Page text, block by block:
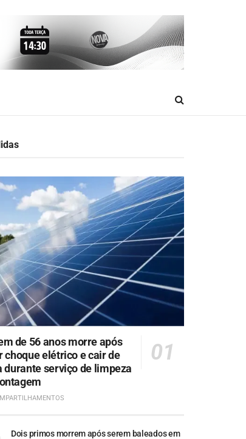
de 56 anos morre após
choque elétrico e cair de
durante serviço de limpeza
Dois primos morrem após serem baleados em